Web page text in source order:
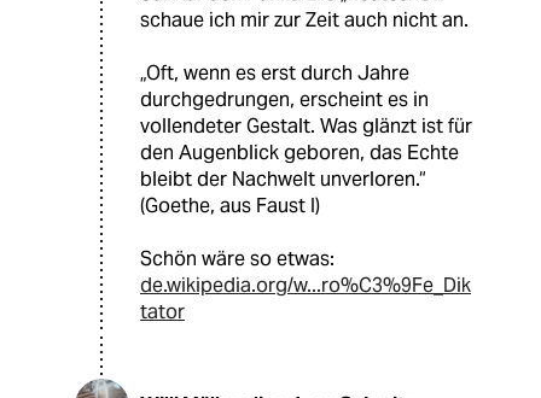
schaue ich mir zur Zeit auch nicht an.
„Oft, wenn es erst durch Jahre
durchgedrungen, erscheint es in
vollendeter Gestalt. Was glänzt ist für
den Augenblick geboren, das Echte
bleibt der Nachwelt unverloren.“
(Goethe, aus Faust I)
Schön wäre so etwas:
de.wikipedia.org/w...ro%C3%9Fe_Dik
tator